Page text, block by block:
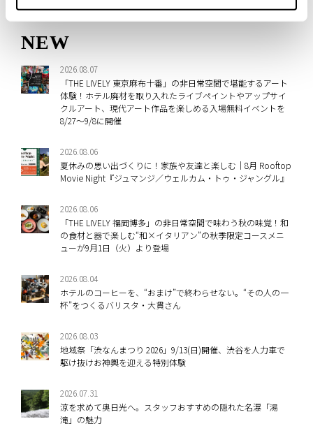
NEW
2026.08.07
「THE LIVELY 東京麻布十番」の非日常空間で堪能するアート
体験！ホテル廃材を取り入れたライブペイントやアップサイ
クルアート、現代アート作品を楽しめる入場無料イベントを
8/27～9/8に開催
2026.08.06
夏休みの思い出づくりに！家族や友達と楽しむ｜8月 Rooftop
Movie Night『ジュマンジ／ウェルカム・トゥ・ジャングル』
2026.08.06
「THE LIVELY 福岡博多」の非日常空間で味わう秋の味覚！和
の食材と器で楽しむ“和×イタリアン”の秋季限定コースメニ
ューが9月1日（火）より登場
2026.08.04
ホテルのコーヒーを、“おまけ”で終わらせない。“その人の一
杯”をつくるバリスタ・大貫さん
2026.08.03
地域祭「渋なんまつり 2026」9/13(日)開催、渋谷を人力車で
駆け抜けお神輿を迎える特別体験
2026.07.31
涼を求めて奥日光へ。スタッフおすすめの隠れた名瀑「湯
滝」の魅力